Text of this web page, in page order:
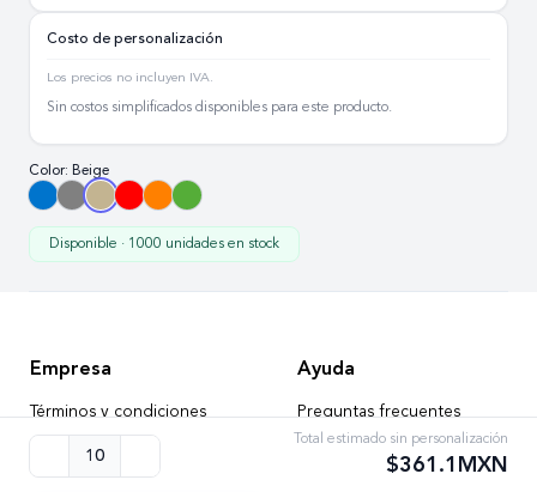
Costo de personalización
Los precios no incluyen IVA.
Sin costos simplificados disponibles para este producto.
Color: Beige
Disponible · 1000 unidades en stock
10
Total estimado sin personalización
$361.1 MXN
Empresa
Términos y condiciones
Ayuda
Preguntas frecuentes
Contáctanos